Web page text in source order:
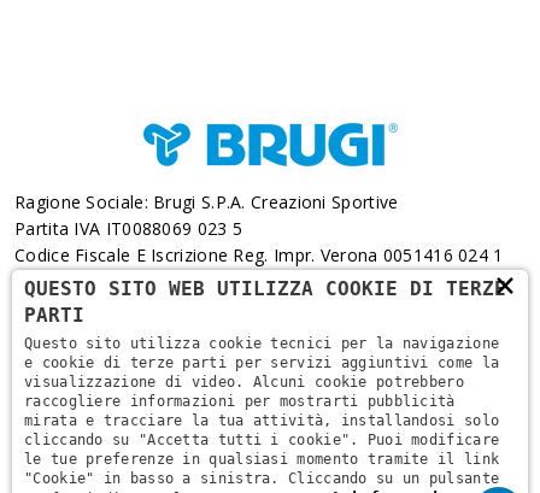
Ragione Sociale: Brugi S.p.A. Creazioni Sportive
Partita IVA IT0088069 023 5
Codice Fiscale E Iscrizione Reg. Impr. Verona 0051416 024 1
REA 166179 Verona -Cap. Soc. € 10.000.000 I.v. - Posiz.
Meccanogr. VR 002505
Via L. Pasteur, 6 - 37135 - Verona
+39 045 829 9111
×
QUESTO SITO WEB UTILIZZA COOKIE DI TERZE
PARTI
Questo sito utilizza cookie tecnici per la navigazione
e cookie di terze parti per servizi aggiuntivi come la
visualizzazione di video. Alcuni cookie potrebbero
raccogliere informazioni per mostrarti pubblicità
mirata e tracciare la tua attività, installandosi solo
cliccando su "Accetta tutti i cookie". Puoi modificare
le tue preferenze in qualsiasi momento tramite il link
"Cookie" in basso a sinistra. Cliccando su un pulsante